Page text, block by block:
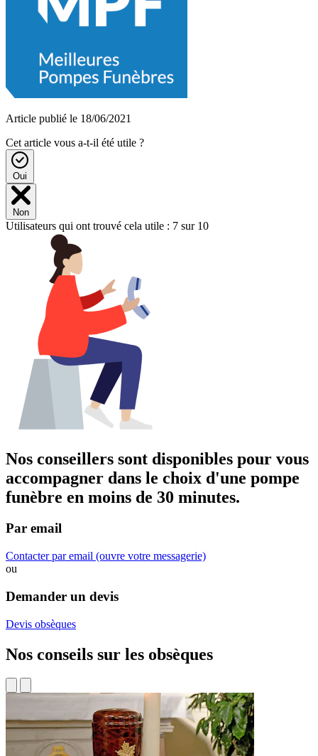
Article publié le 18/06/2021
Cet article vous a-t-il été utile ?
Oui
Non
Utilisateurs qui ont trouvé cela utile : 7 sur 10
Nos conseillers sont disponibles pour vous
accompagner dans le choix d'une pompe
funèbre en moins de 30 minutes.
Par email
Contacter par email (ouvre votre messagerie)
ou
Demander un devis
Devis obsèques
Nos conseils sur les obsèques